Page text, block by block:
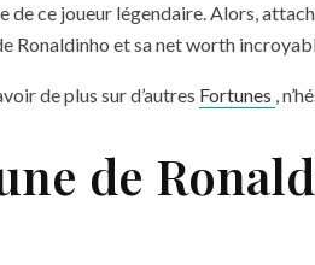
de ce joueur légendaire. Alors,
Ronaldinho et sa net worth
de plus sur d’autres Fortunes ,
de